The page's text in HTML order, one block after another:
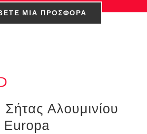
ΜΙΑ ΠΡΟΣΦΟΡΆ
Αλουμινίου